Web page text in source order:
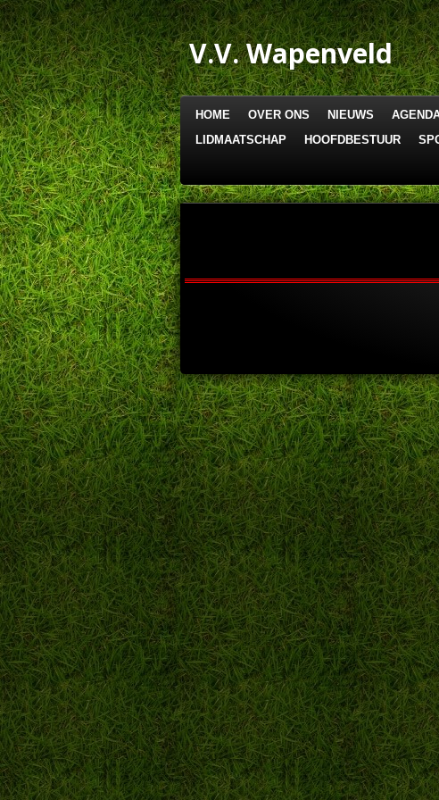
Ga
direct
naar
de
hoofdinhoud
V.V. Wapenveld
HOME OVER ONS NIEUWS
LIDMAATSCHAP
HOOFDBESTUUR